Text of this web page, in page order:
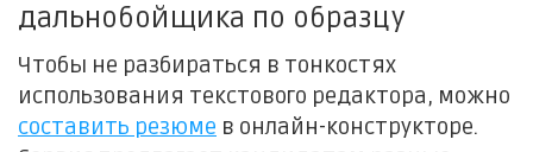
дальнобойщика по образцу
Чтобы не разбираться в тонкостях
использования текстового редактора, можно
составить резюме в онлайн-конструкторе.